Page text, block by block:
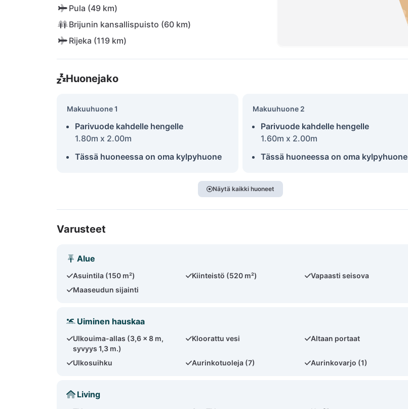
Pula (49 km)
Brijunin kansallispuisto (60 km)
Rijeka (119 km)
Huonejako
Makuuhuone 1
Parivuode kahdelle hengelle
1.80m x 2.00m
Tässä huoneessa on oma kylpyhuone
Makuuhuone 2
Parivuode kahdelle hengelle
1.60m x 2.00m
Tässä huoneessa on oma kylpyhuone
Näytä kaikki huoneet
Varusteet
Alue
Asuintila (150 m²) Kiinteistö (520 m²)
Vapaasti seisova
Maaseudun sijainti
Uiminen hauskaa
Ulkouima-allas (3,6 x 8 m,
syvyys 1,3 m.)
Kloorattu vesi Altaan portaat
Ulkosuihku Aurinkotuoleja (7) Aurinkovarjo (1)
Living